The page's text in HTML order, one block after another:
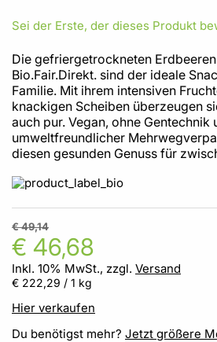
Sei der Erste, der dieses Produkt
Die gefriergetrockneten
Bio.Fair.Direkt. sind der ideale
Familie. Mit ihrem intensiven
knackigen Scheiben überzeugen
auch pur. Vegan, ohne Gentechnik
umweltfreundlicher
diesen gesunden Genuss für
€ 46,68
€ 49,14
Inkl. 10% MwSt., zzgl. Versand
€ 222,29 / 1 kg
Hier verkaufen
Du benötigst mehr? Jetzt größere